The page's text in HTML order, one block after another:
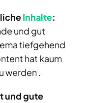
Inhalte:
und gut
tiefgehend
hat kaum
werden .
und gute